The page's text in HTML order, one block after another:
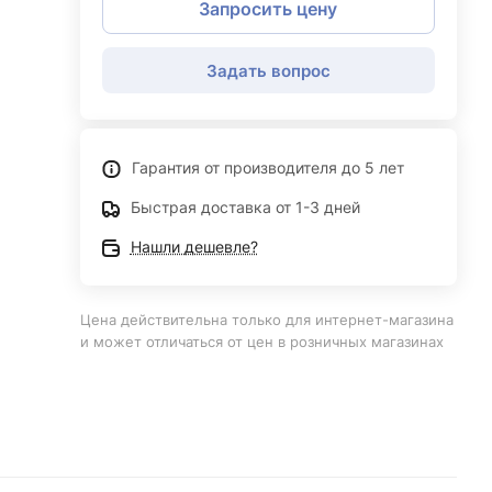
Запросить цену
Задать вопрос
Гарантия от производителя до 5 лет
Быстрая доставка от 1-3 дней
Нашли дешевле?
Цена действительна только для интернет-магазина
и может отличаться от цен в розничных магазинах